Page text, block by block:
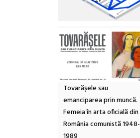
Tovarășele sau
emanciparea prin muncă.
Femeia în arta oficială din
România comunistă 1948-